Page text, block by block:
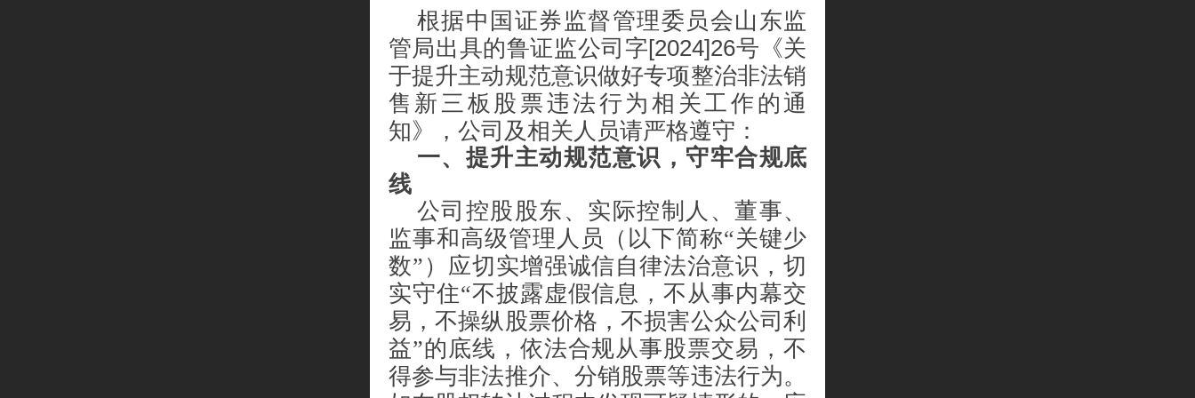
根据中国证券监督管理委员会山东监
管局出具的鲁证监公司字[2024]26号《关
于提升主动规范意识做好专项整治非法销
售新三板股票违法行为相关工作的通
知》
，公司 及相关人员请严格遵守：
一、提升主动规范意识，守牢合规底
线
公司控股股东、实际控制人、董事、
监事和高级管理人员
（ 以下简称“关键少
数” ） 应切实增强诚信自律法治意识，切
实守住“不披露虚假信息，不从事内幕交
易，不操纵股票价格，不损害公众公司利
益”的底线，依法合规从事股票交易，不
得参与非法推介、分销股票等违法行为。